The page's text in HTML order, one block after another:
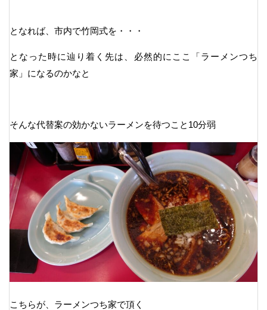
となれば、市内で竹岡式を・・・
となった時に辿り着く先は、必然的にここ「ラーメンつち
家」になるのかなと
そんな代替案の効かないラーメンを待つこと10分弱
こちらが、ラーメンつち家で頂く